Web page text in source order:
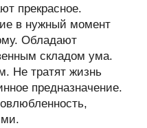
прекрасное.
в нужный момент
Обладают
складом ума.
Не тратят жизнь
предназначение.